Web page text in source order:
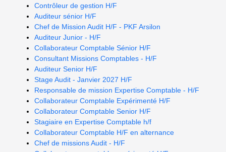
Contrôleur de gestion H/F
Auditeur sénior H/F
Chef de Mission Audit H/F - PKF Arsilon
Auditeur Junior - H/F
Collaborateur Comptable Sénior H/F
Consultant Missions Comptables - H/F
Auditeur Senior H/F
Stage Audit - Janvier 2027 H/F
Responsable de mission Expertise Comptable - H/F
Collaborateur Comptable Expérimenté H/F
Collaborateur Comptable Senior H/F
Stagiaire en Expertise Comptable h/f
Collaborateur Comptable H/F en alternance
Chef de missions Audit - H/F